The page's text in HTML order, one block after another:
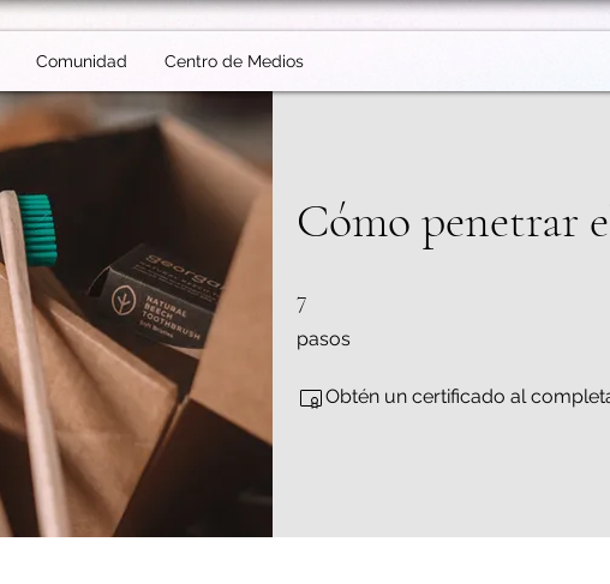
Comunidad Centro de Medios
Cómo penetrar
7
pasos
Obtén un certificado al